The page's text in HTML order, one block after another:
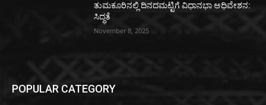
ತುಮಕೂರಿನಲ್ಲಿ ದಿನದಮಟ್ಟಿಗೆ ವಿಧಾನಭಾ ಅಧಿವೇಶನ:
ಸಿದ್ಧತೆ
November 8, 2025
POPULAR CATEGORY